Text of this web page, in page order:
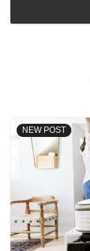
NEW POST